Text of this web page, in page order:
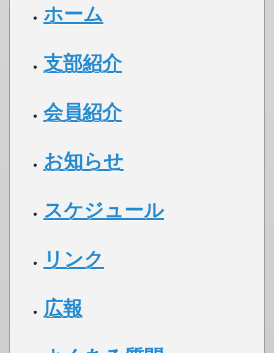
ホーム
支部紹介
会員紹介
お知らせ
スケジュール
リンク
広報